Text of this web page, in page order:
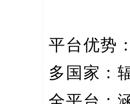
平台优势
多国家：